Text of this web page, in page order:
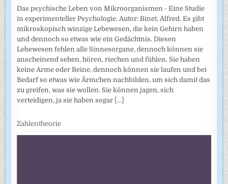
Das psychische Leben von Mikroorganismen - Eine Studie
in experimenteller Psychologie. Autor: Binet, Alfred. Es gibt
mikroskopisch winzige Lebewesen, die kein Gehirn haben
und dennoch so etwas wie ein Gedächtnis. Diesen
Lebewesen fehlen alle Sinnesorgane, dennoch können sie
anscheinend sehen, hören, riechen und fühlen. Sie haben
keine Arme oder Beine, dennoch können sie laufen und bei
Bedarf so etwas wie Ärmchen nachbilden, um sich damit das
zu greifen, was sie wollen. Sie können jagen, sich
verteidigen, ja sie haben sogar [...]
Zahlentheorie